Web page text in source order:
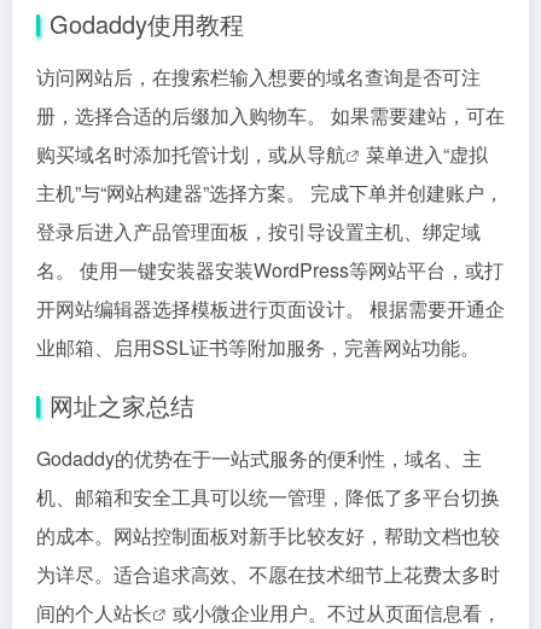
Godaddy使用教程
访问网站后，在搜索栏输入想要的域名查询是否可注
册，选择合适的后缀加入购物车。 如果需要建站，可在
购买域名时添加托管计划，或从导航
菜单进入“虚拟
主机”与“网站构建器”选择方案。 完成下单并创建账户，
登录后进入产品管理面板，按引导设置主机、绑定域
名。 使用一键安装器安装WordPress等网站平台，或打
开网站编辑器选择模板进行页面设计。 根据需要开通企
业邮箱、启用SSL证书等附加服务，完善网站功能。
网址之家总结
Godaddy的优势在于一站式服务的便利性，域名、主
机、邮箱和安全工具可以统一管理，降低了多平台切换
的成本。网站控制面板对新手比较友好，帮助文档也较
为详尽。适合追求高效、不愿在技术细节上花费太多时
间的个人站长
或小微企业用户。不过从页面信息看，